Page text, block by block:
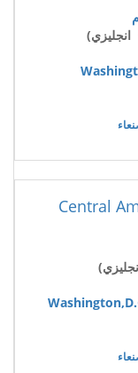
Central